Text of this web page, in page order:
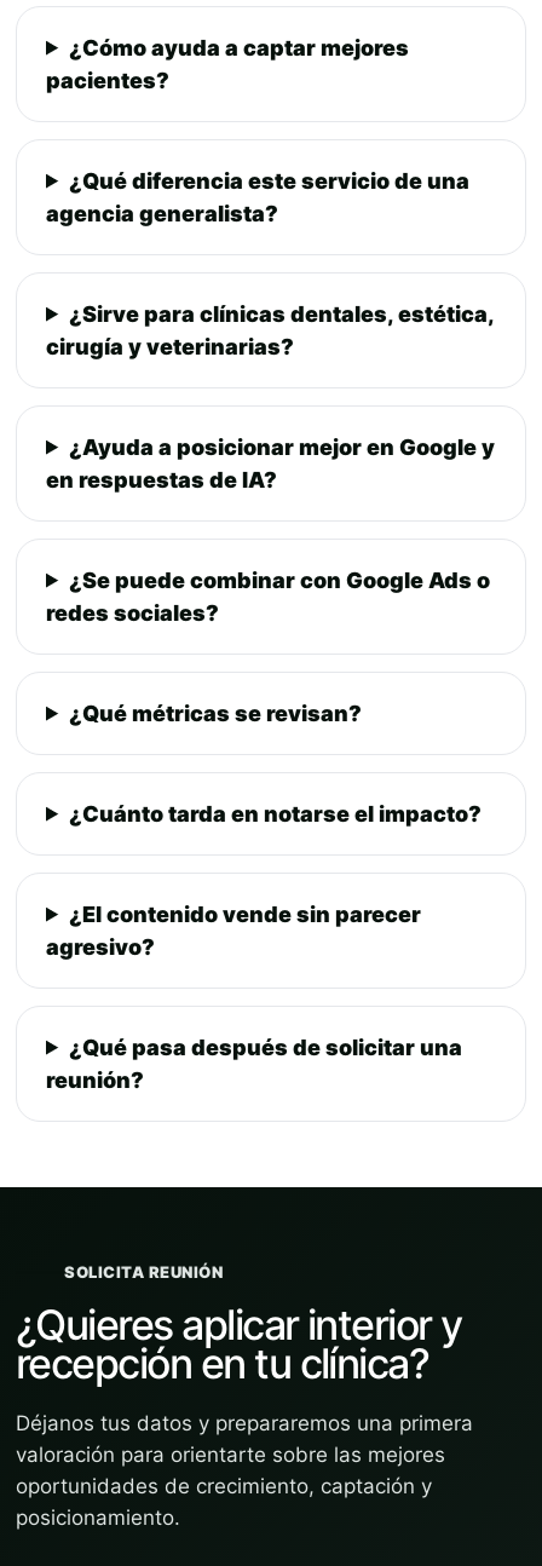
¿Cómo ayuda a captar mejores
pacientes?
¿Qué diferencia este servicio de una
agencia generalista?
¿Sirve para clínicas dentales, estética,
cirugía y veterinarias?
¿Ayuda a posicionar mejor en Google y
en respuestas de IA?
¿Se puede combinar con Google Ads o
redes sociales?
¿Qué métricas se revisan?
¿Cuánto tarda en notarse el impacto?
¿El contenido vende sin parecer
agresivo?
¿Qué pasa después de solicitar una
reunión?
SOLICITA REUNIÓN
¿Quieres aplicar interior y
recepción en tu clínica?
Déjanos tus datos y prepararemos una primera
valoración para orientarte sobre las mejores
oportunidades de crecimiento, captación y
posicionamiento.